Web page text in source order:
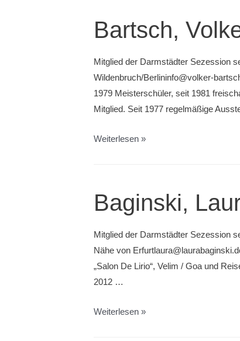
Bartsch,
Mitglied der Darmstädter Sezession
Wildenbruch/Berlininfo@volker-
1979 Meisterschüler, seit 1981
Mitglied. Seit 1977 regelmäßige
Bartsch,
Weiterlesen »
Baginski,
Mitglied der Darmstädter Sezession
Nähe von
„Salon De Lirio“, Velim / Goa und
2012 …
Baginski,
Weiterlesen »